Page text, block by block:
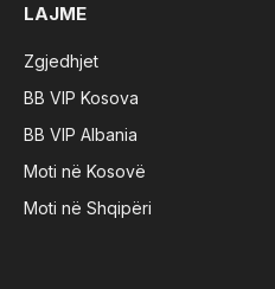
LAJME
Zgjedhjet
BB VIP Kosova
BB VIP Albania
Moti në Kosovë
Moti në Shqipëri